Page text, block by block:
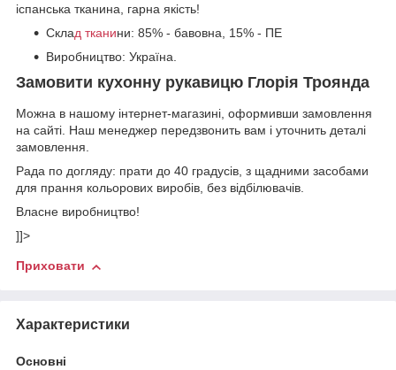
iспанська тканина, гарна якість!
Склад тканини: 85% - бавовна, 15% - ПЕ
Виробництво: Україна.
Замовити кухонну рукавицю Глорiя Троянда
Можна в нашому інтернет-магазині, оформивши замовлення
на сайті. Наш менеджер передзвонить вам і уточнить деталі
замовлення.
Рада по догляду: прати до 40 градусів, з щадними засобами
для прання кольорових виробів, без відбілювачів.
Власне виробництво!
]]>
Приховати
Характеристики
Основні